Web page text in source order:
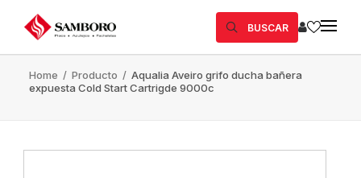
BUSCAR
Home / Producto / Aqualia Aveiro grifo ducha bañera
expuesta Cold Start Cartrigde 9000c